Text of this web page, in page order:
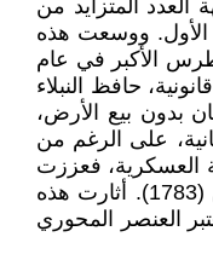
المتزايد من
وتدوين نظام القنانة في عام 1649 من قبل القيصر ألكسندر الأول. ووسعت هذه
الأكبر في عام
حافظ النبلاء
بدون بيع الأرض،
على الرغم من
العسكرية، فعززت
نفوذهم في الريف بمنحهم حق ترحيل الأقنان إلى سيبيريا (1765). ثم فرضت نظام القنانة في أوكرانيا التي احتلتها حديثًا، حيث لم يكن موجودًا حتى ذلك الحين (1783). أثارت هذه
أيضًا إلى الثورة الكبرى التي قادها المتمرد القوزاقي بوغاتشيف (1773-1775)، والتي تعتبر العنصر المحوري